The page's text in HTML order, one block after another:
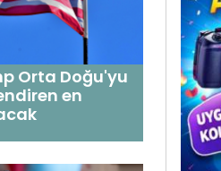
Orta Doğu'yu
en